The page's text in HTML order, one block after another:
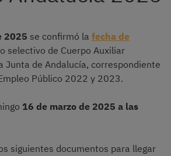
2025 se confirmó la fecha de
selectivo de Cuerpo Auxiliar
Junta de Andalucía, correspondiente
Público 2022 y 2023.
16 de marzo de 2025 a las
siguientes documentos para llegar